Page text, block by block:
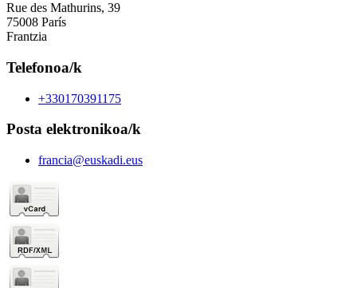
Rue des Mathurins, 39
75008 París
Frantzia
Telefonoa/k
+330170391175
Posta elektronikoa/k
francia@euskadi.eus